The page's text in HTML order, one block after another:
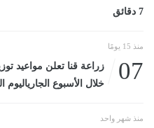
7 دقائق
منذ 15 يومًا
07
زراعة قنا تعلن مواعيد
خلال الأسبوع الجارياليوم السبت، 25 يوليو
منذ شهر واحد